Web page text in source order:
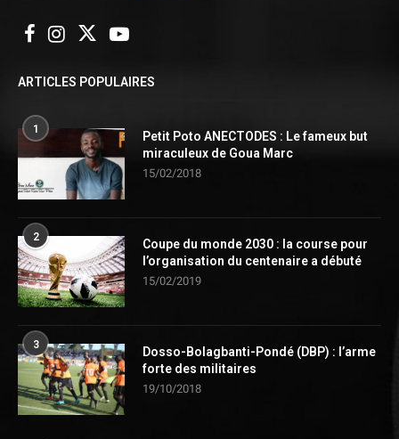
ARTICLES POPULAIRES
1
Petit Poto ANECTODES : Le fameux but
miraculeux de Goua Marc
15/02/2018
2
Coupe du monde 2030 : la course pour
l’organisation du centenaire a débuté
15/02/2019
3
Dosso-Bolagbanti-Pondé (DBP) : l’arme
forte des militaires
19/10/2018